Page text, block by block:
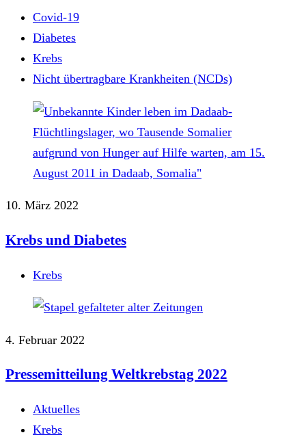
Covid-19
Diabetes
Krebs
Nicht übertragbare Krankheiten (NCDs)
10. März 2022
Krebs und Diabetes
Krebs
4. Februar 2022
Pressemitteilung Weltkrebstag 2022
Aktuelles
Krebs